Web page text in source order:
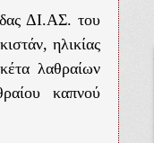
ΔΙ.ΑΣ. του
ηλικίας
λαθραίων
καπνού